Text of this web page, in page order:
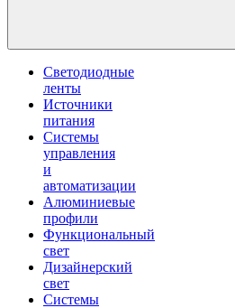
Светодиодные
ленты
Источники
питания
Системы
управления
и
автоматизации
Алюминиевые
профили
Функциональный
свет
Дизайнерский
свет
Системы